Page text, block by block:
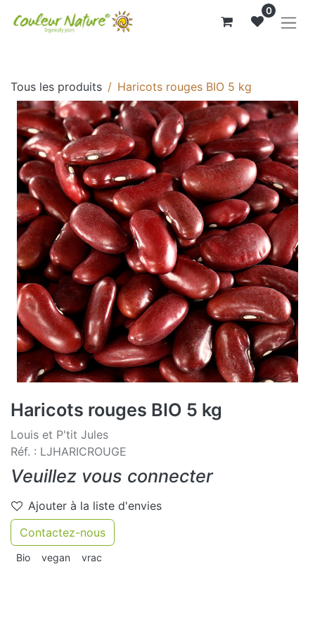
0
Tous les produits Haricots rouges BIO 5 kg
Haricots rouges BIO 5 kg
Louis et P'tit Jules
Réf. : LJHARICROUGE
Veuillez vous connecter
Ajouter à la liste d'envies
Contactez-nous
Bio vegan vrac